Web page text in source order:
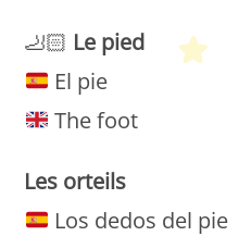
🦶🏻 Le pied
El pie
The foot
Les orteils
Los dedos del pie